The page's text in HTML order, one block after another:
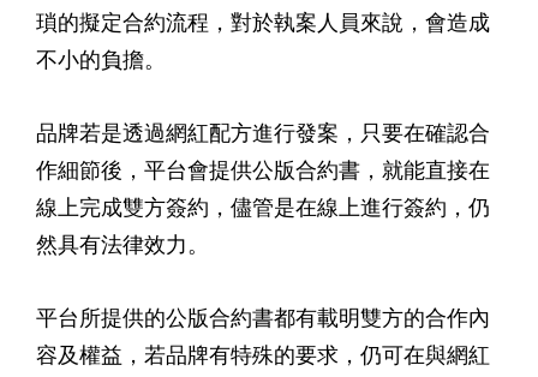
瑣的擬定合約流程，對於執案人員來說，會造成
不小的負擔。
品牌若是透過網紅配方進行發案，只要在確認合
作細節後，平台會提供公版合約書，就能直接在
線上完成雙方簽約，儘管是在線上進行簽約，仍
然具有法律效力。
平台所提供的公版合約書都有載明雙方的合作內
容及權益，若品牌有特殊的要求，仍可在與網紅